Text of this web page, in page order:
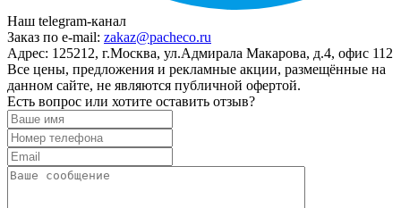
Наш telegram-канал
Заказ по e-mail: zakaz@pacheco.ru
Адрес: 125212, г.Москва, ул.Адмирала Макарова, д.4, офис 112
Все цены, предложения и рекламные акции, размещённые на
данном сайте, не являются публичной офертой.
Есть вопрос или хотите оставить отзыв?